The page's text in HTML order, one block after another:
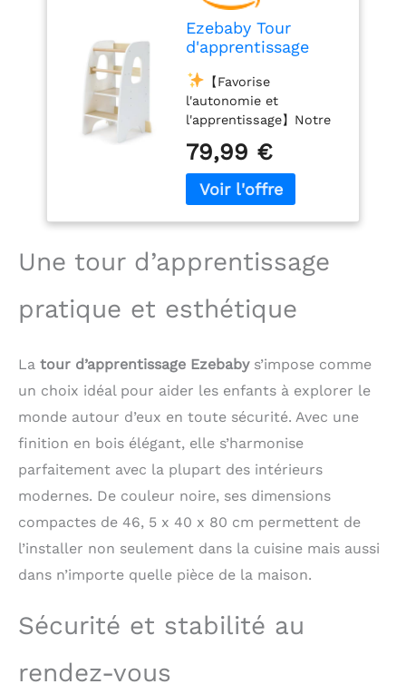
Ezebaby Tour
d'apprentissage
d'apprentissage 3
Hauteurs
Réglables, Tour
d'observation
Enfant Montessori,
Tour Eveil Bébé en
Bois (Blanc)
【Favorise
l'autonomie et
l'apprentissage】Notre
montessori permet à
votre enfant de
participer en toute
cuisine ou le bricolage,
renforçant ainsi sa
indépendance.
tour Montessori
Ezebaby est équipée
basculement et de
marches antidérapantes
pour garantir une
design aux bords
arrondis évite les
rayures, et la rampe de
un soutien
permettant aux enfants
d'atteindre en toute
79,99 €
Une tour d’apprentissage
pratique et esthétique
La tour d’apprentissage Ezebabys’impose comme
un choix idéal pour aider les enfants à explorer le
monde autour d’eux en toute sécurité. Avec une
finition en bois élégant, elle s’harmonise
parfaitement avec la plupart des intérieurs
modernes. De couleur noire, ses dimensions
compactes de 46, 5 x 40 x 80 cm permettent de
l’installer non seulement dans la cuisine mais aussi
dans n’importe quelle pièce de la maison.
Sécurité et stabilité au
rendez-vous